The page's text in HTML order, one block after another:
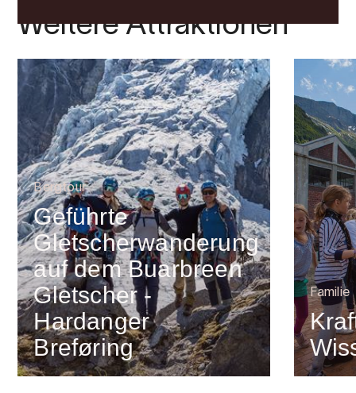
Weitere Attraktionen
Bergtour
Geführte
Gletscherwanderung
auf dem Buarbreen
Gletscher -
Hardanger
Breføring
Familie